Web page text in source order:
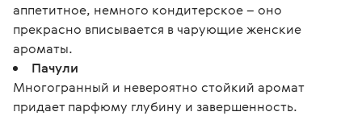
аппетитное, немного кондитерское – оно
прекрасно вписывается в чарующие женские
ароматы.
Пачули
Многогранный и невероятно стойкий аромат
придает парфюму глубину и завершенность.